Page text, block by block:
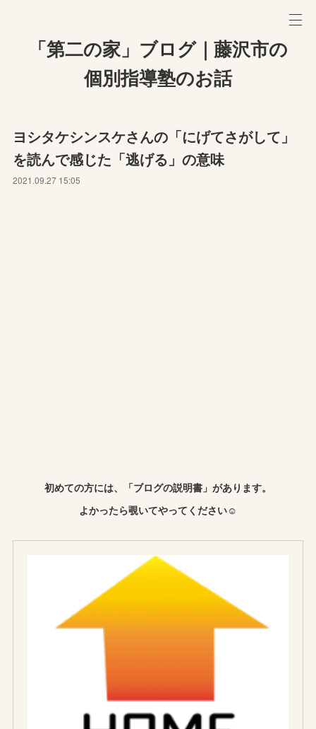
「第二の家」ブログ｜藤沢市の
個別指導塾のお話
ヨシタケシンスケさんの「にげてさがして」
を読んで感じた「逃げる」の意味
2021.09.27 15:05
初めての方には、「ブログの説明書」があります。
よかったら覗いてやってください☺︎